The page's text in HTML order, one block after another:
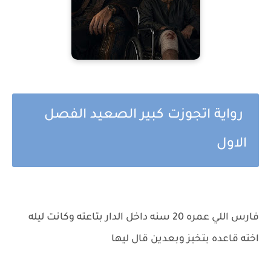
رواية اتجوزت كبير الصعيد الفصل
الاول
فارس اللي عمره 20 سنه داخل الدار بتاعته وكانت ليله
اخته قاعده بتخبز وبعدين قال ليها